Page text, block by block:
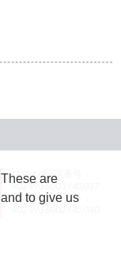
JASRAC許諾番号：
9024936001Y45037
JASRAC許諾番号：
are
to give us